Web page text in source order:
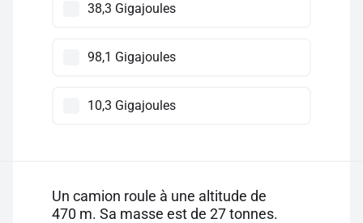
38,3 Gigajoules
98,1 Gigajoules
10,3 Gigajoules
Un camion roule à une altitude de
470 m. Sa masse est de 27 tonnes.